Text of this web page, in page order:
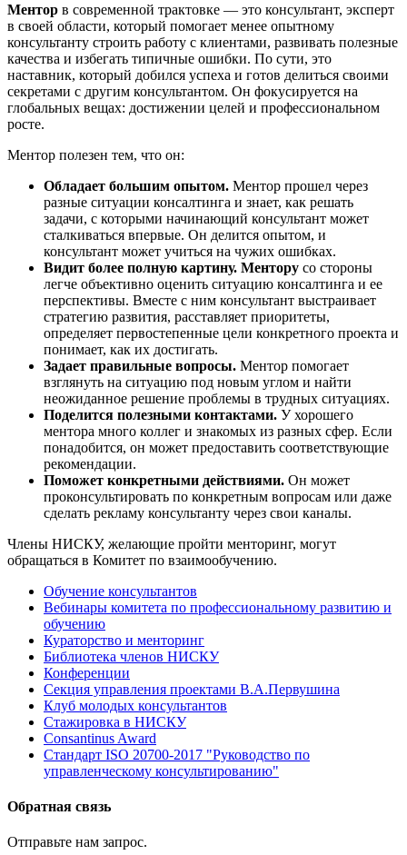
Ментор в современной трактовке — это консультант, эксперт
в своей области, который помогает менее опытному
консультанту строить работу с клиентами, развивать полезные
качества и избегать типичные ошибки. По сути, это
наставник, который добился успеха и готов делиться своими
секретами с другим консультантом. Он фокусируется на
глобальных вещах: достижении целей и профессиональном
росте.
Ментор полезен тем, что он:
Обладает большим опытом. Ментор прошел через
разные ситуации консалтинга и знает, как решать
задачи, с которыми начинающий консультант может
сталкиваться впервые. Он делится опытом, и
консультант может учиться на чужих ошибках.
Видит более полную картину. Ментору со стороны
легче объективно оценить ситуацию консалтинга и ее
перспективы. Вместе с ним консультант выстраивает
стратегию развития, расставляет приоритеты,
определяет первостепенные цели конкретного проекта и
понимает, как их достигать.
Задает правильные вопросы. Ментор помогает
взглянуть на ситуацию под новым углом и найти
неожиданное решение проблемы в трудных ситуациях.
Поделится полезными контактами. У хорошего
ментора много коллег и знакомых из разных сфер. Если
понадобится, он может предоставить соответствующие
рекомендации.
Поможет конкретными действиями. Он может
проконсультировать по конкретным вопросам или даже
сделать рекламу консультанту через свои каналы.
Члены НИСКУ, желающие пройти менторинг, могут
обращаться в Комитет по взаимообучению.
Обучение консультантов
Вебинары комитета по профессиональному развитию и
обучению
Кураторство и менторинг
Библиотека членов НИСКУ
Конференции
Секция управления проектами В.А.Первушина
Клуб молодых консультантов
Стажировка в НИСКУ
Consantinus Award
Cтандарт ISO 20700-2017 "Руководство по
управленческому консультированию"
Обратная связь
Отправьте нам запрос.